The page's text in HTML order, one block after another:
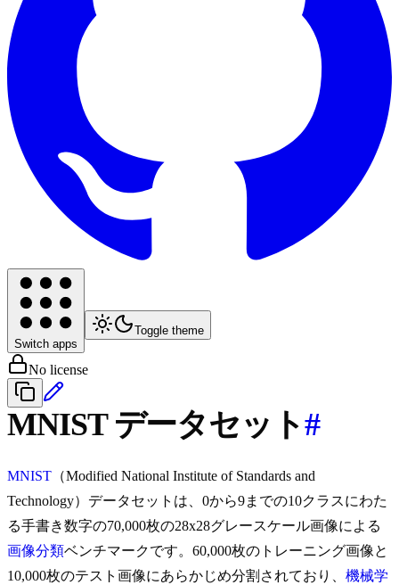
Switch apps
Toggle theme
No license
MNIST データセット#
MNIST （Modified National Institute of Standards and
Technology）データセットは、0から9までの10クラスにわた
る手書き数字の70,000枚の28x28グレースケール画像による
画像分類ベンチマークです。60,000枚のトレーニング画像と
10,000枚のテスト画像にあらかじめ分割されており、 機械学